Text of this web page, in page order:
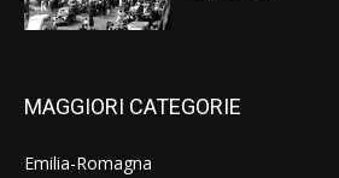
MAGGIORI CATEGORIE
Emilia-Romagna